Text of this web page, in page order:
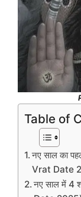
Table of
नए साल का
Vrat Date
नए साल में 4